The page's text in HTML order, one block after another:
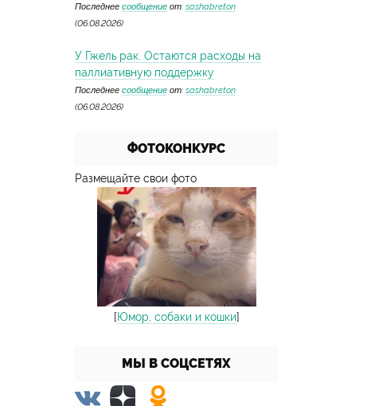
Последнее сообщение от: sashabreton
(06.08.2026)
У Гжель рак. Остаются расходы на
паллиативную поддержку
Последнее сообщение от: sashabreton
(06.08.2026)
ФОТОКОНКУРС
Размещайте свои фото
[Юмор, собаки и кошки]
МЫ В СОЦСЕТЯХ